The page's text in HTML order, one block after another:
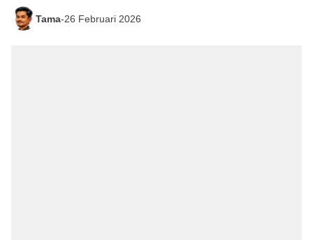
Tama-26 Februari 2026